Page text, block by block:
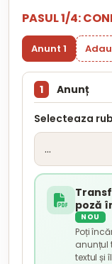
PASUL 1/4:
Anunt 1
1 Anunț
Selecteaza
poză
NOU
Poți
anunțul
textul și